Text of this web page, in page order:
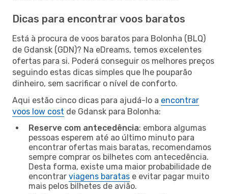
Dicas para encontrar voos baratos
Está à procura de voos baratos para Bolonha (BLQ)
de Gdansk (GDN)? Na eDreams, temos excelentes
ofertas para si. Poderá conseguir os melhores preços
seguindo estas dicas simples que lhe pouparão
dinheiro, sem sacrificar o nível de conforto.
Aqui estão cinco dicas para ajudá-lo a encontrar
voos low cost de Gdansk para Bolonha:
Reserve com antecedência: embora algumas
pessoas esperem até ao último minuto para
encontrar ofertas mais baratas, recomendamos
sempre comprar os bilhetes com antecedência.
Desta forma, existe uma maior probabilidade de
encontrar viagens baratas e evitar pagar muito
mais pelos bilhetes de avião.